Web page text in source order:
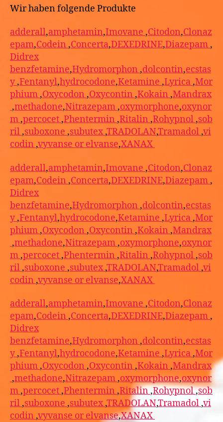
Wir haben folgende Produkte
adderall,amphetamin,Imovane ,Citodon,Clonaz
epam,Codein ,Concerta,DEXEDRINE,Diazepam ,
Didrex
benzfetamine,Hydromorphon ,dolcontin,ecstas
y ,Fentanyl,hydrocodone,Ketamine ,Lyrica ,Mor
phium ,Oxycodon ,Oxycontin ,Kokain ,Mandrax
,methadone,Nitrazepam ,oxymorphone,oxynor
m ,percocet ,Phentermin ,Ritalin ,Rohypnol ,sob
ril ,suboxone ,subutex,TRADOLAN,Tramadol ,vi
codin ,vyvanse or elvanse,XANAX
adderall,amphetamin,Imovane ,Citodon,Clonaz
epam,Codein ,Concerta,DEXEDRINE,Diazepam ,
Didrex
benzfetamine,Hydromorphon ,dolcontin,ecstas
y ,Fentanyl,hydrocodone,Ketamine ,Lyrica ,Mor
phium ,Oxycodon ,Oxycontin ,Kokain ,Mandrax
,methadone,Nitrazepam ,oxymorphone,oxynor
m ,percocet ,Phentermin ,Ritalin ,Rohypnol ,sob
ril ,suboxone ,subutex,TRADOLAN,Tramadol ,vi
codin ,vyvanse or elvanse,XANAX
adderall,amphetamin,Imovane ,Citodon,Clonaz
epam,Codein ,Concerta,DEXEDRINE,Diazepam ,
Didrex
benzfetamine,Hydromorphon ,dolcontin,ecstas
y ,Fentanyl,hydrocodone,Ketamine ,Lyrica ,Mor
phium ,Oxycodon ,Oxycontin ,Kokain ,Mandrax
,methadone,Nitrazepam ,oxymorphone,oxynor
m ,percocet ,Phentermin ,Ritalin,Rohypnol,sob
ril ,suboxone ,subutex,TRADOLAN,Tramadol ,vi
codin ,vyvanse or elvanse,XANAX